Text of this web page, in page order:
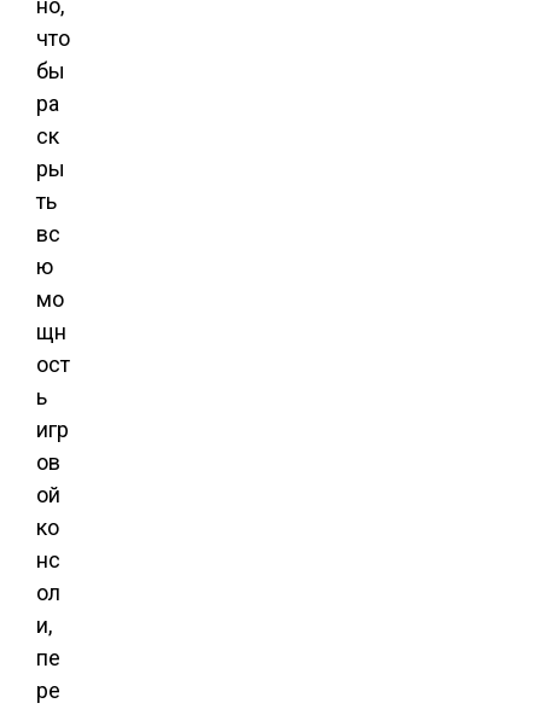
но,
что
бы
ра
ск
ры
ть
вс
ю
мо
щн
ост
ь
игр
ов
ой
ко
нс
ол
и,
пе
ре